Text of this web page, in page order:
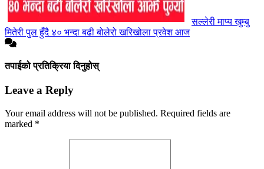
सल्लेरी माप्य खुम्बु
मितेरी पुल हुँदै ४० भन्दा बढी बोलेरो खरिखोला प्रवेश आज
तपाईको प्रतिक्रिया दिनुहोस्
Leave a Reply
Your email address will not be published. Required fields are
marked *